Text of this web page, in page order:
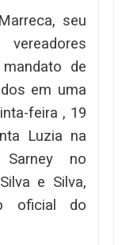
seu
de
em uma
feira , 19
Luzia na
Sarney no
e Silva,
oficial do